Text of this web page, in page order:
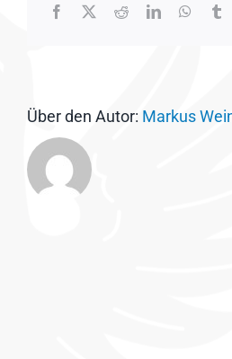
Facebook
X RedditLinkedIn
Über den Autor: Markus